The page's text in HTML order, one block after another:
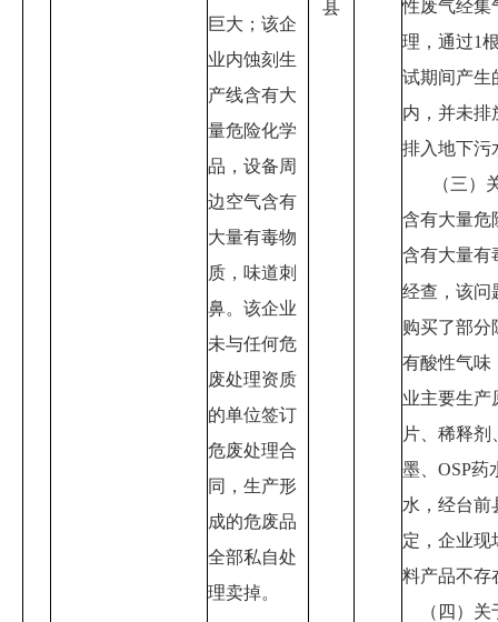
巨大；该企
业内蚀刻生
产线含有大
量危险化学
品，设备周
边空气含有
大量有毒物
质，味道刺
鼻。该企业
未与任何危
废处理资质
的单位签订
危废处理合
同，生产形
成的危废品
全部私自处
理卖掉。
县
性废气经集
理，通过1
试期间产生
内，并未排
排入地下污
（三）
含有大量危
含有大量有
经查，该问
购买了部分
有酸性气味
业主要生产
片、稀释剂
墨、 OSP药
水，经台前
定，企业现
料产品不存
（四）关